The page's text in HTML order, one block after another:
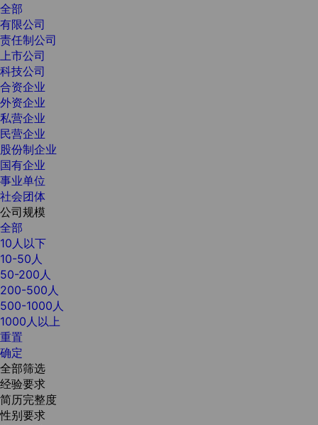
全部
有限公司
责任制公司
上市公司
科技公司
合资企业
外资企业
私营企业
民营企业
股份制企业
国有企业
事业单位
社会团体
公司规模
全部
10人以下
10-50人
50-200人
200-500人
500-1000人
1000人以上
重置
确定
全部筛选
经验要求
简历完整度
性别要求